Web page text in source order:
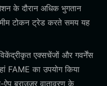
के दौरान अधिक भुगतान
टोकन ट्रेड करते समय यह
एक्सचेंजों और गवर्नेंस
FAME का उपयोग किया
ब्राउज़र वातावरण के